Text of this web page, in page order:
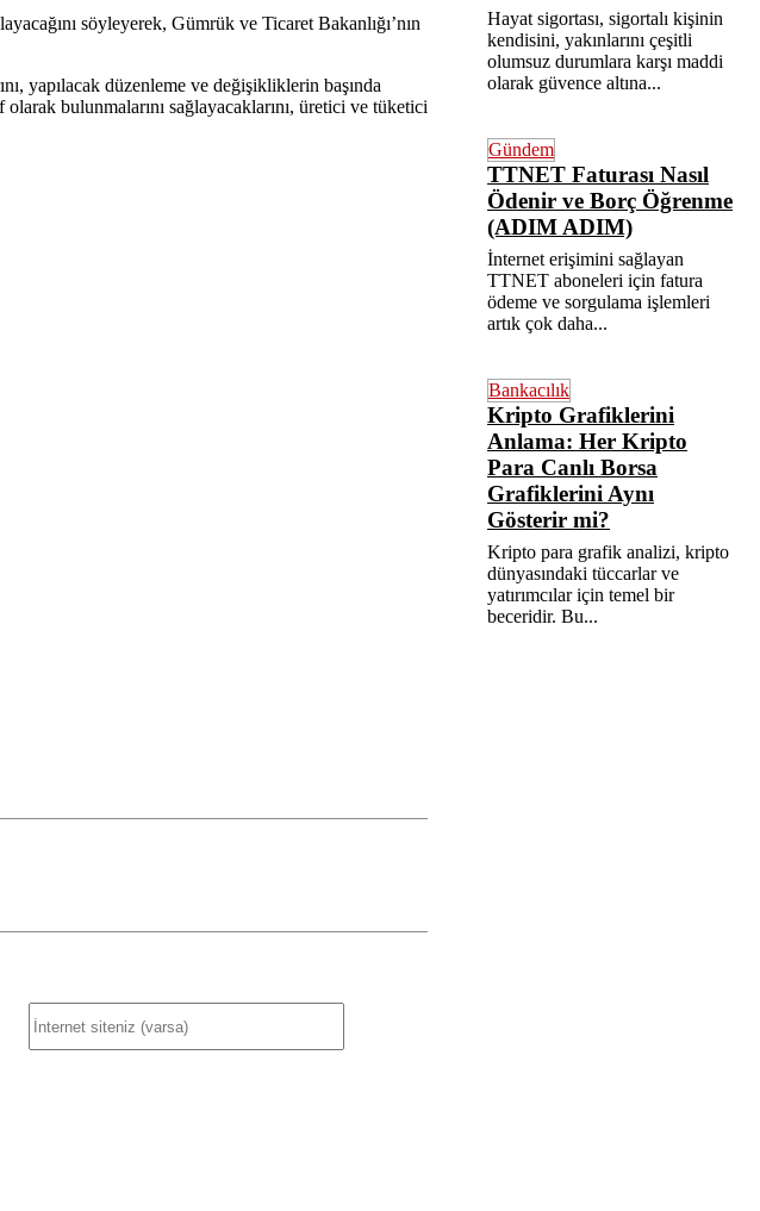
söyleyerek, Gümrük ve Ticaret Bakanlığı’nın
yapılacak düzenleme ve değişikliklerin başında
bulunmalarını sağlayacaklarını, üretici ve tüketici
(varsa)
Hayat sigortası, sigortalı kişinin
kendisini, yakınlarını çeşitli
olumsuz durumlara karşı maddi
olarak güvence altına...
Gündem
TTNET Faturası Nasıl
Ödenir ve Borç Öğrenme
(ADIM ADIM)
İnternet erişimini sağlayan
TTNET aboneleri için fatura
ödeme ve sorgulama işlemleri
artık çok daha...
Bankacılık
Kripto Grafiklerini
Anlama: Her Kripto
Para Canlı Borsa
Grafiklerini Aynı
Gösterir mi?
Kripto para grafik analizi, kripto
dünyasındaki tüccarlar ve
yatırımcılar için temel bir
beceridir. Bu...